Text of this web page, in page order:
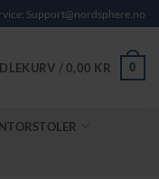
Support@nordsphere.no
/0,00 KR 0